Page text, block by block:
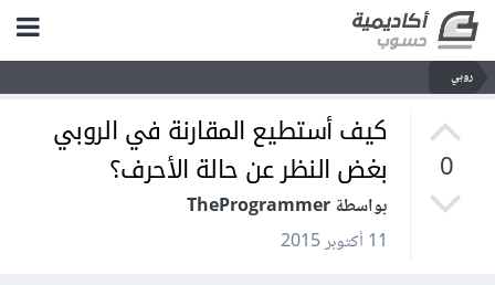
روبي
0
كيف أستطيع المقارنة في الروبي
بغض النظر عن حالة الأحرف؟
بواسطة TheProgrammer
11 أكتوبر 2015